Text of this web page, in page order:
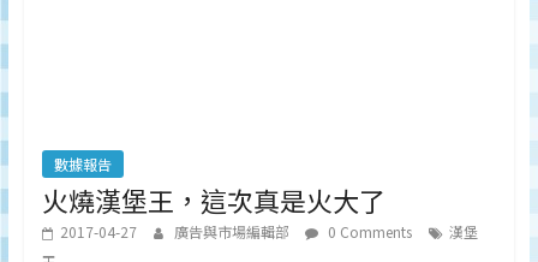
數據報告
火燒漢堡王，這次真是火大了
2017-04-27 廣告與市場編輯部 0 Comments
漢堡